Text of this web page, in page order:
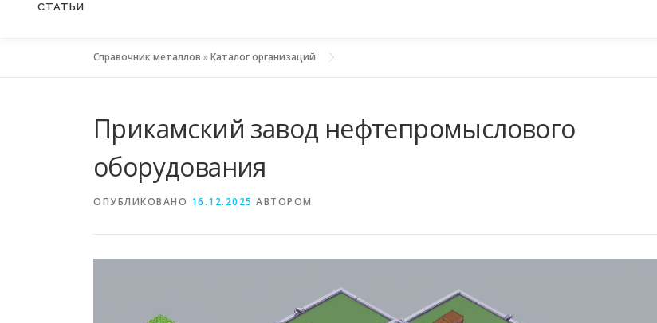
СТАТЬИ
Справочник металлов »Каталог организаций
Прикамский завод нефтепромыслового
оборудования
ОПУБЛИКОВАНО 16.12.2025 АВТОРОМ